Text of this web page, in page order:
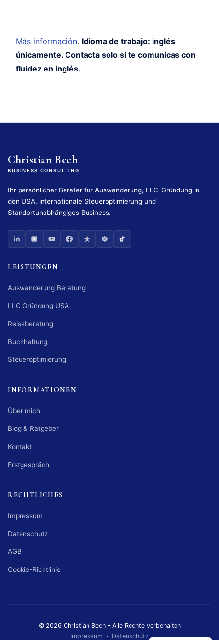
Más información. Idioma de trabajo: inglés
únicamente. Contacta solo si te comunicas con
fluidez en inglés.
Christian Bech
BUSINESS CONSULTING
Ihr persönlicher Berater für Auswanderung, LLC-Gründung in
den USA, internationale Steueroptimierung und
Standortunabhängiges Business.
LEISTUNGEN
Auswanderung Beratung
LLC Gründung USA
Reiseberatung
Buchhaltung
Steueroptimierung
INFORMATIONEN
Über mich
Blog & Ratgeber
Kontakt
Erstgespräch
RECHTLICHES
Impressum
Datenschutz
AGB
Cookie-Richtlinie
© 2026 Christian Bech – Alle Rechte vorbehalten
Impressum · Datenschutz